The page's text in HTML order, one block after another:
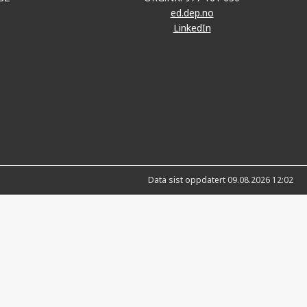
ed.dep.no
LinkedIn
Data sist oppdatert 09.08.2026 12:02